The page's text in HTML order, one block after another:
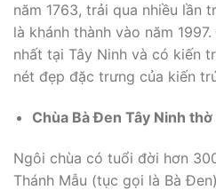
năm 1763, trải qua nhiều lần
là khánh thành vào năm
nhất tại Tây Ninh và có kiến
nét đẹp đặc trưng của kiến
Chùa Bà Đen Tây Ninh thờ
Ngôi chùa có tuổi đời hơn
Thánh Mẫu (tục gọi là Bà